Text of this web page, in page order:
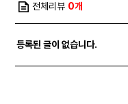
전체리뷰 0개
등록된 글이 없습니다.